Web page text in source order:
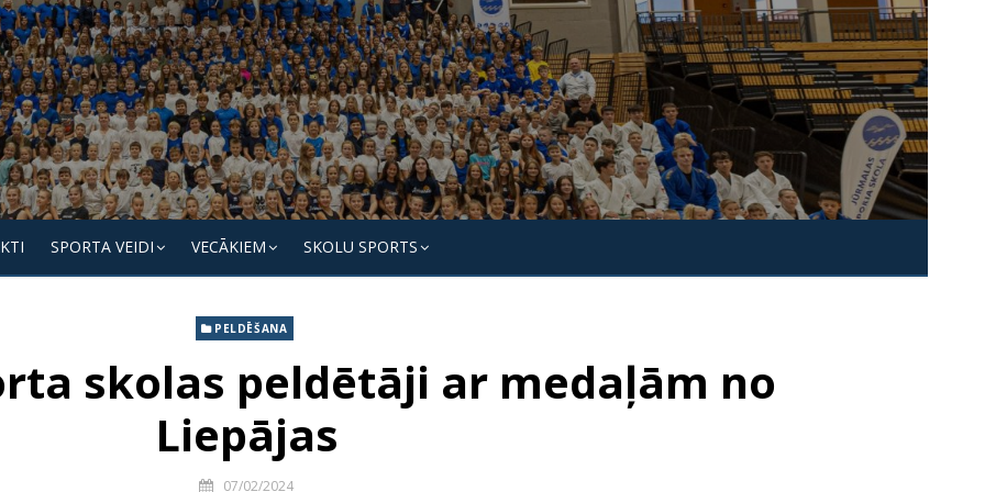
SPORTA VEIDI VECĀKIEM SKOLU SPORTS
PELDĒŠANA
skolas peldētāji ar medaļām no
Liepājas
07/02/2024